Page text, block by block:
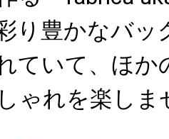
り豊かなバッ
ていて、ほか
ゃれを楽し